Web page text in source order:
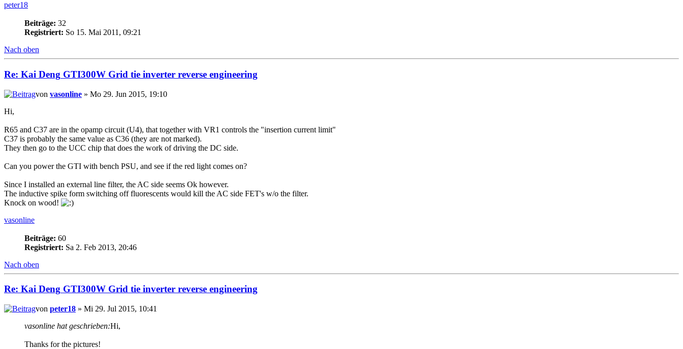
peter18
Beiträge: 32
Registriert: So 15. Mai 2011, 09:21
Nach oben
Re: Kai Deng GTI300W Grid tie inverter reverse engineering
von vasonline » Mo 29. Jun 2015, 19:10
Hi,
R65 and C37 are in the opamp circuit (U4), that together with VR1 controls the "insertion current limit"
C37 is probably the same value as C36 (they are not marked).
They then go to the UCC chip that does the work of driving the DC side.
Can you power the GTI with bench PSU, and see if the red light comes on?
Since I installed an external line filter, the AC side seems Ok however.
The inductive spike form switching off fluorescents would kill the AC side FET's w/o the filter.
Knock on wood!
vasonline
Beiträge: 60
Registriert: Sa 2. Feb 2013, 20:46
Nach oben
Re: Kai Deng GTI300W Grid tie inverter reverse engineering
von peter18 » Mi 29. Jul 2015, 10:41
vasonline hat geschrieben:Hi,
Thanks for the pictures!